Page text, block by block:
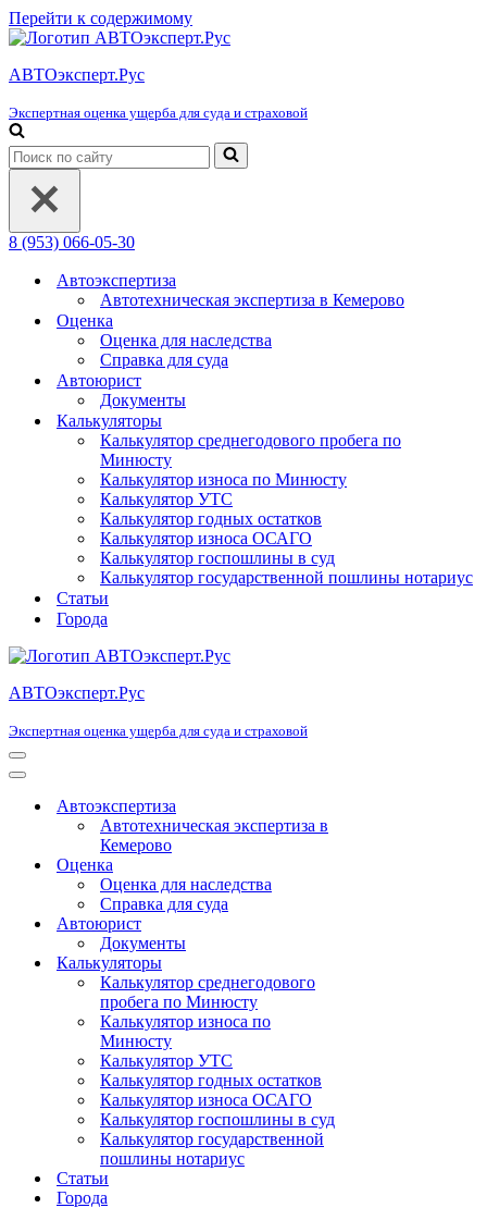
Перейти к содержимому
АВТОэксперт.Рус
Экспертная оценка ущерба для суда и страховой
Искать...
8 (953) 066-05-30
Автоэкспертиза
Автотехническая экспертиза в Кемерово
Оценка
Оценка для наследства
Справка для суда
Автоюрист
Документы
Калькуляторы
Калькулятор среднегодового пробега по
Минюсту
Калькулятор износа по Минюсту
Калькулятор УТС
Калькулятор годных остатков
Калькулятор износа ОСАГО
Калькулятор госпошлины в суд
Калькулятор государственной пошлины нотариус
Статьи
Города
АВТОэксперт.Рус
Экспертная оценка ущерба для суда и страховой
Меню
навигации
Меню
навигацииАвтоэкспертиза
Автотехническая экспертиза в
Кемерово
Оценка
Оценка для наследства
Справка для суда
Автоюрист
Документы
Калькуляторы
Калькулятор среднегодового
пробега по Минюсту
Калькулятор износа по
Минюсту
Калькулятор УТС
Калькулятор годных остатков
Калькулятор износа ОСАГО
Калькулятор госпошлины в суд
Калькулятор государственной
пошлины нотариус
Статьи
Города